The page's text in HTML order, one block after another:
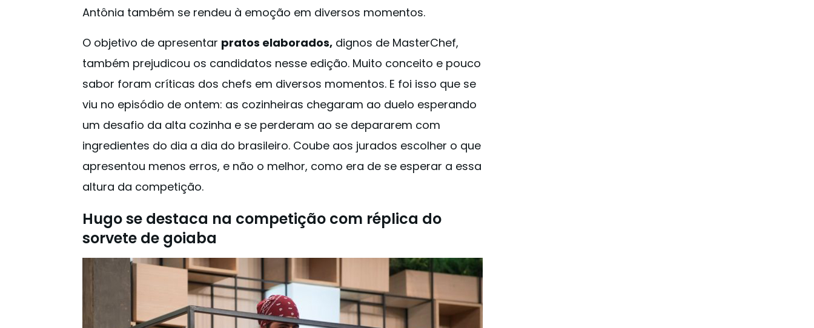
Antônia também se rendeu à emoção em diversos momentos.
O objetivo de apresentar pratos elaborados, dignos de MasterChef,
também prejudicou os candidatos nesse edição. Muito conceito e pouco
sabor foram críticas dos chefs em diversos momentos. E foi isso que se
viu no episódio de ontem: as cozinheiras chegaram ao duelo esperando
um desafio da alta cozinha e se perderam ao se depararem com
ingredientes do dia a dia do brasileiro. Coube aos jurados escolher o que
apresentou menos erros, e não o melhor, como era de se esperar a essa
altura da competição.
Hugo se destaca na competição com réplica do
sorvete de goiaba